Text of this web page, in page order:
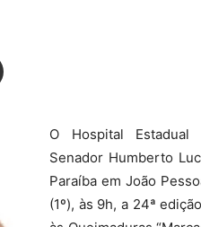
O Hospital
Senador Humberto
Paraíba em João
(1º), às 9h, a 24ª